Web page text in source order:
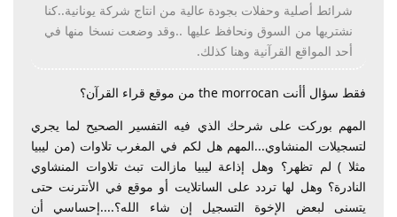
شرائط أصلية وحفلات بجودة عالية من انتاج شركة يونانية..كنا
نشتريها من السوق ونحافظ عليها ..وقد وضعت نسخا منها في
أحد المواقع القرآنية وهنا كذلك.
فقط سؤال أأنت the morrocan من موقع قراء القرآن؟
المهم بوركت على شرحك الذي فيه التفسير الصحيح لما يجري
لتسجيلات المنشاوي...المهم هل لكم في المغرب تلاوات (من ليبيا
مثلا ) لم تظهر؟ وهل إذاعة ليبيا مازالت تبث تلاوات المنشاوي
النادرة؟ وهل لها تردد على الساتلايت أو موقع في الأنترنت حتى
يتسنى لبعض الإخوة التسجيل إن شاء الله؟....إحساسي أن